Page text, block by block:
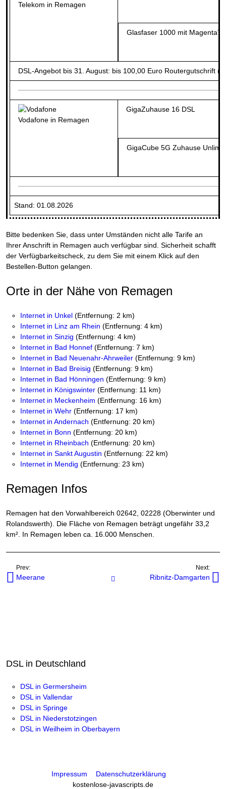
Telekom in Remagen
Glasfaser 1000 mit
DSL-Angebot bis 31. August: bis 100,00 Euro Routergutschrift
Vodafone in Remagen
GigaZuhause 16 DSL
GigaCube 5G Zuhause
Stand: 01.08.2026
Bitte bedenken Sie, dass unter Umständen nicht alle Tarife an
Ihrer Anschrift in Remagen auch verfügbar sind. Sicherheit schafft
der Verfügbarkeitscheck, zu dem Sie mit einem Klick auf den
Bestellen-Button gelangen.
Orte in der Nähe von Remagen
Internet in Unkel (Entfernung: 2 km)
Internet in Linz am Rhein (Entfernung: 4 km)
Internet in Sinzig (Entfernung: 4 km)
Internet in Bad Honnef (Entfernung: 7 km)
Internet in Bad Neuenahr-Ahrweiler (Entfernung: 9 km)
Internet in Bad Breisig (Entfernung: 9 km)
Internet in Bad Hönningen (Entfernung: 9 km)
Internet in Königswinter (Entfernung: 11 km)
Internet in Meckenheim (Entfernung: 16 km)
Internet in Wehr (Entfernung: 17 km)
Internet in Andernach (Entfernung: 20 km)
Internet in Bonn (Entfernung: 20 km)
Internet in Rheinbach (Entfernung: 20 km)
Internet in Sankt Augustin (Entfernung: 22 km)
Internet in Mendig (Entfernung: 23 km)
Remagen Infos
Remagen hat den Vorwahlbereich 02642, 02228 (Oberwinter und
Rolandswerth). Die Fläche von Remagen beträgt ungefähr 33,2
km². In Remagen leben ca. 16.000 Menschen.
Prev:
Meerane Internetanbieter in Orten
Next:
Ribnitz-Damgarten
DSL in Deutschland
DSL in Germersheim
DSL in Vallendar
DSL in Springe
DSL in Niederstotzingen
DSL in Weilheim in Oberbayern
Impressum
Datenschutzerklärung
kostenlose-javascripts.de